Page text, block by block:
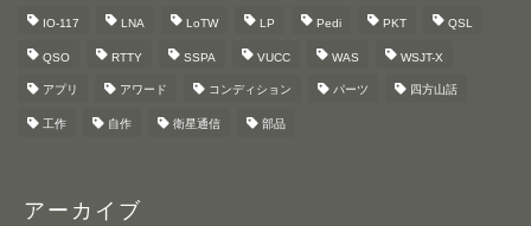
IO-117 LNA LoTW LP Pedi PKT QSL
QSO RTTY SSPA VUCC WAS WSJT-X
アプリ アワード コンディション パーツ 四方山話
工作 自作 衛星通信 部品
アーカイブ